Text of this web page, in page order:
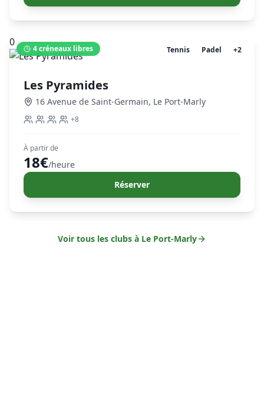
0
4créneaux libres Tennis Padel +2
Les Pyramides
16 Avenue de Saint-Germain, Le Port-Marly
+8
À partir de
18€/heure
Réserver
Voir tous les clubs à Le Port-Marly